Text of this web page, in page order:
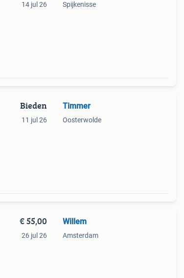
14 jul 26 Spijkenisse
Bieden
11 jul 26
Timmer
Oosterwolde
€ 55,00
26 jul 26
Willem
Amsterdam